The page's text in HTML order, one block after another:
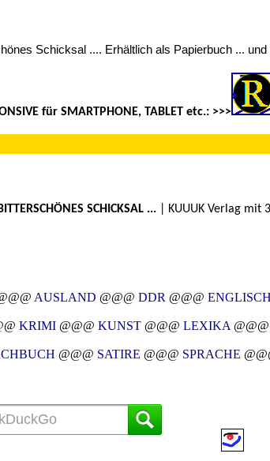
Schicksal .... Erhältlich als Papierbuch ...
für SMARTPHONE, TABLET etc.: >>>
BITTERSCHÖNES SCHICKSAL ... | KUUUK Verlag mit
AUSLAND @@@ DDR @@@ ENGLISCH
KRIMI @@@ KUNST @@@ LEXIKA @@@
@@@ SATIRE @@@ SPRACHE